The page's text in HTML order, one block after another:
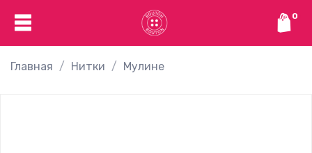
0
Главная Нитки Мулине